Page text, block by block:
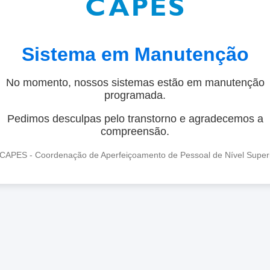
Sistema em Manutenção
No momento, nossos sistemas estão em manutenção
programada.
Pedimos desculpas pelo transtorno e agradecemos a
compreensão.
- Coordenação de Aperfeiçoamento de Pessoal de Nível